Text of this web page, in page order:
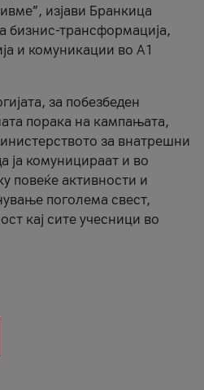
изјави Бранкица
бизнис-трансформација,
и комуникации во А1
за побезбеден
порака на кампањата,
за внатрешни
ја комуницираат и во
повеќе активности и
поголема свест,
кај сите учесници во